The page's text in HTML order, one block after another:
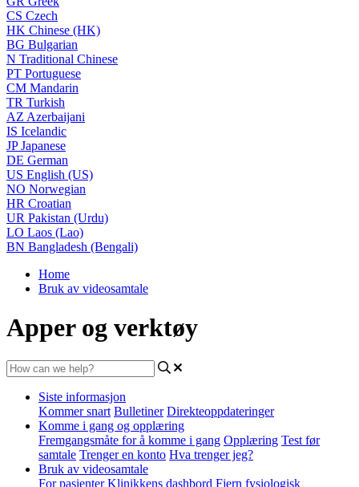
CS Czech
HK Chinese (HK)
BG Bulgarian
N Traditional Chinese
PT Portuguese
CM Mandarin
TR Turkish
AZ Azerbaijani
IS Icelandic
JPJapanese
DE German
US English (US)
NO Norwegian
HR Croatian
UR Pakistan (Urdu)
LO Laos (Lao)
BN Bangladesh (Bengali)
Home
Bruk av videosamtale
Apper og verktøy
Siste informasjon
Kommer snart Bulletiner Direkteoppdateringer
Komme i gang og opplæring
Fremgangsmåte for å komme i gang Opplæring Test før
samtale Trenger en konto Hva trenger jeg?
Bruk av videosamtale
For pasienter Klinikkens dashbord Fjern fysiologisk